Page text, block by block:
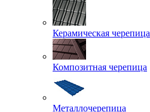
Керамическая черепица
Композитная черепица
Металлочерепица